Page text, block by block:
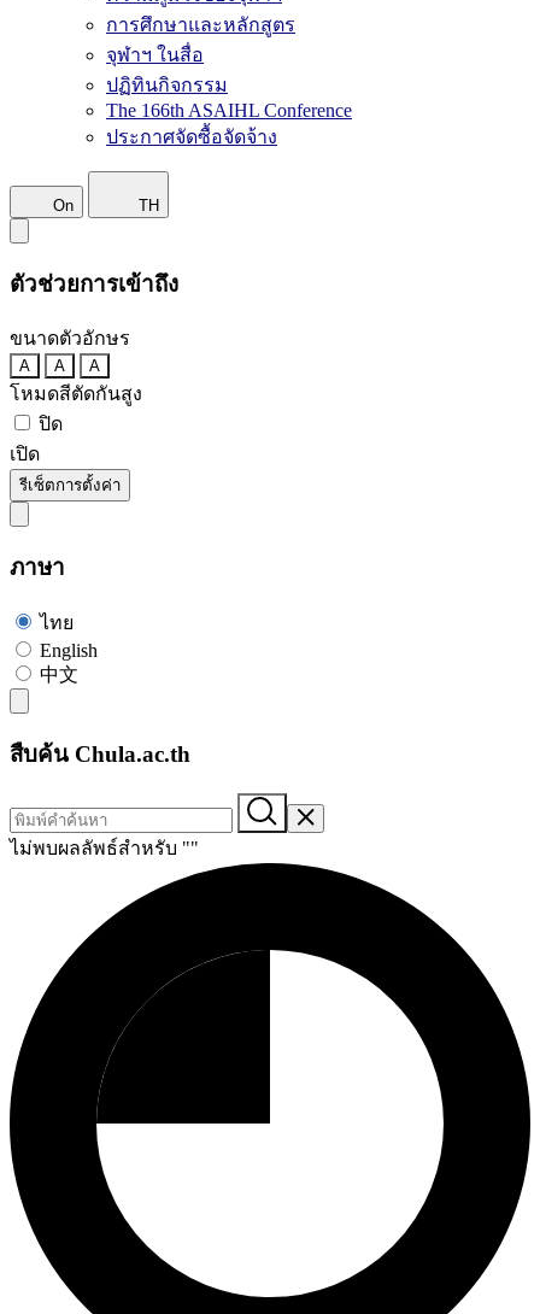
การศึกษาและหลักสูตร
จุฬาฯ ในสื่อ
ปฏิทินกิจกรรม
The 166th ASAIHL Conference
ประกาศจัดซื้อจัดจ้าง
On TH
ตัวช่วยการเข้าถึง
ขนาดตัวอักษร
A A A
โหมดสีตัดกันสูง
ปิด
เปิด
รีเซ็ตการตั้งค่า
ภาษา
ไทย
English
中文
สืบค้น Chula.ac.th
ไม่พบผลลัพธ์สำหรับ ""